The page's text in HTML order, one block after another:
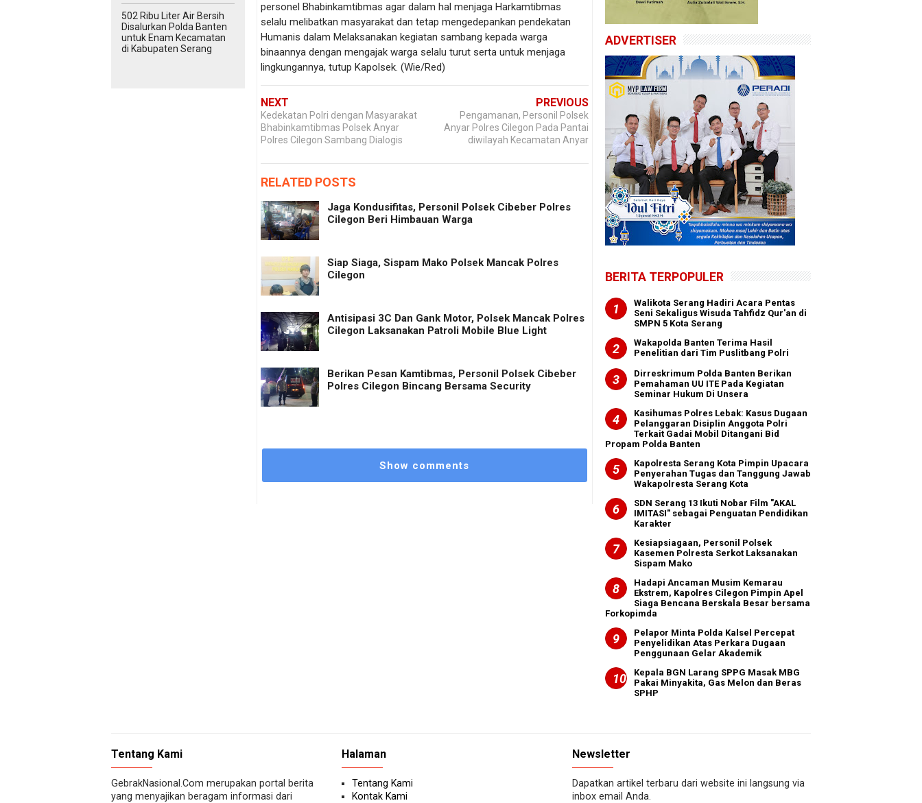
personel Bhabinkamtibmas agar dalam hal menjaga Harkamtibmas
selalu melibatkan masyarakat dan tetap mengedepankan pendekatan
Humanis dalam Melaksanakan kegiatan sambang kepada warga
binaannya dengan mengajak warga selalu turut serta untuk menjaga
lingkungannya, tutup Kapolsek. (Wie/Red)
NEXT
Kedekatan Polri dengan Masyarakat
Bhabinkamtibmas Polsek Anyar
Polres Cilegon Sambang Dialogis
PREVIOUS
Pengamanan, Personil Polsek
Anyar Polres Cilegon Pada Pantai
diwilayah Kecamatan Anyar
RELATED POSTS
Jaga Kondusifitas, Personil Polsek Cibeber Polres
Cilegon Beri Himbauan Warga
Siap Siaga, Sispam Mako Polsek Mancak Polres
Cilegon
Antisipasi 3C Dan Gank Motor, Polsek Mancak Polres
Cilegon Laksanakan Patroli Mobile Blue Light
Berikan Pesan Kamtibmas, Personil Polsek Cibeber
Polres Cilegon Bincang Bersama Security
Show comments
502 Ribu Liter Air Bersih
Disalurkan Polda Banten
untuk Enam Kecamatan
di Kabupaten Serang
ADVERTISER
BERITA TERPOPULER
Walikota Serang Hadiri Acara Pentas
Seni Sekaligus Wisuda Tahfidz Qur'an di
SMPN 5 Kota Serang
Wakapolda Banten Terima Hasil
Penelitian dari Tim Puslitbang Polri
Dirreskrimum Polda Banten Berikan
Pemahaman UU ITE Pada Kegiatan
Seminar Hukum Di Unsera
Kasihumas Polres Lebak: Kasus Dugaan
Pelanggaran Disiplin Anggota Polri
Terkait Gadai Mobil Ditangani Bid
Propam Polda Banten
Kapolresta Serang Kota Pimpin Upacara
Penyerahan Tugas dan Tanggung Jawab
Wakapolresta Serang Kota
SDN Serang 13 Ikuti Nobar Film "AKAL
IMITASI" sebagai Penguatan Pendidikan
Karakter
Kesiapsiagaan, Personil Polsek
Kasemen Polresta Serkot Laksanakan
Sispam Mako
Hadapi Ancaman Musim Kemarau
Ekstrem, Kapolres Cilegon Pimpin Apel
Siaga Bencana Berskala Besar bersama
Forkopimda
Pelapor Minta Polda Kalsel Percepat
Penyelidikan Atas Perkara Dugaan
Penggunaan Gelar Akademik
Kepala BGN Larang SPPG Masak MBG
Pakai Minyakita, Gas Melon dan Beras
SPHP
Tentang Kami
GebrakNasional.Com merupakan portal berita
yang menyajikan beragam informasi dari
Halaman
Tentang Kami
Kontak Kami
Newsletter
Dapatkan artikel terbaru dari website ini langsung via
inbox email Anda.